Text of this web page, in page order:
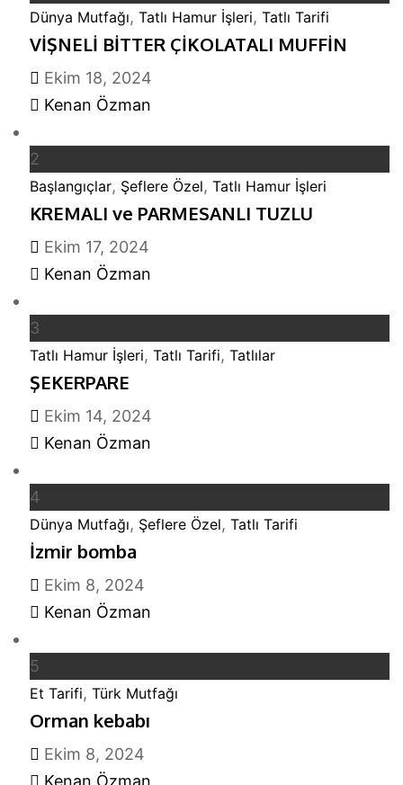
Dünya Mutfağı, Tatlı Hamur İşleri, Tatlı Tarifi
VİŞNELİ BİTTER ÇİKOLATALI MUFFİN
Ekim 18, 2024
Kenan Özman
2
Başlangıçlar, Şeflere Özel, Tatlı Hamur İşleri
KREMALI ve PARMESANLI TUZLU
Ekim 17, 2024
Kenan Özman
3
Tatlı Hamur İşleri, Tatlı Tarifi, Tatlılar
ŞEKERPARE
Ekim 14, 2024
Kenan Özman
4
Dünya Mutfağı, Şeflere Özel, Tatlı Tarifi
İzmir bomba
Ekim 8, 2024
Kenan Özman
5
Et Tarifi, Türk Mutfağı
Orman kebabı
Ekim 8, 2024
Kenan Özman